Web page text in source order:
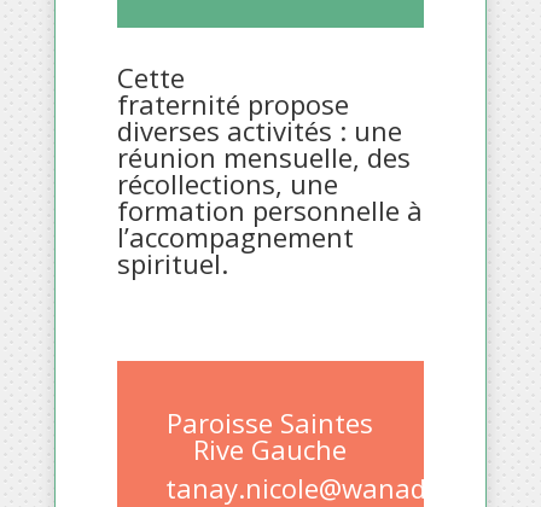
Cette
fraternité propose
diverses activités : une
réunion mensuelle, des
récollections, une
formation personnelle à
l’accompagnement
spirituel.
Paroisse Saintes
Rive Gauche
tanay.nicole@wanadoo.f